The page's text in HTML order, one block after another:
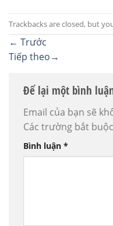
Trackbacks are closed, but
← Trước
Tiếp theo→
Để lại một bình
Email của bạn sẽ
Các trường bắt
Bình luận *